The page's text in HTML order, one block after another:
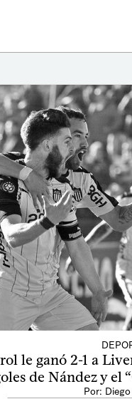
le ganó 2-1 a
de Nández y el
Por: